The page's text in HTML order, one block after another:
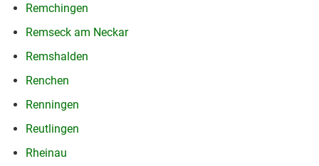
Remchingen
Remseck am Neckar
Remshalden
Renchen
Renningen
Reutlingen
Rheinau